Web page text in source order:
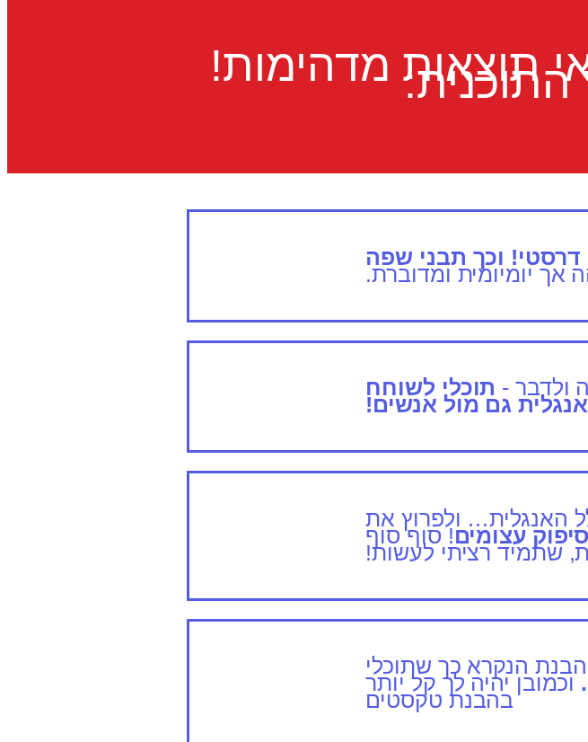
תוצאות מדהימות!
דרסטי! וכך תבני שפה
אך יומיומית ומדוברת.
ולדבר - תוכלי לשוחח
גם מול אנשים!
ולפרוץ את
עצומים! סוף סוף
שתמיד רציתי לעשות!
הנקרא כך שתוכלי
וכמובן יהיה לך קל יותר
בהבנת טקסטים